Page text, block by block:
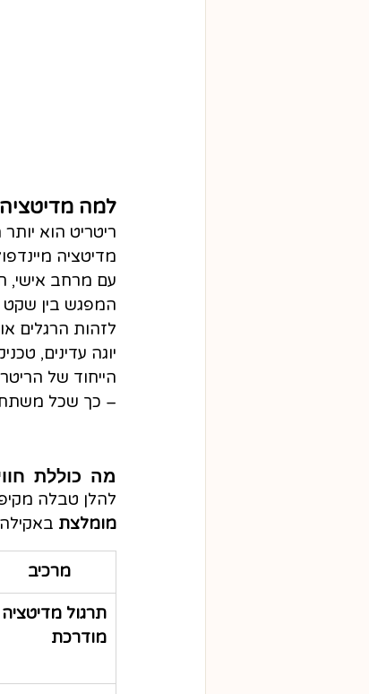
למה
ריטריט הוא
מדיטציה
עם מרחב אישי,
המפגש בין שקט
לזהות הרגלים
יוגה עדינים,
הייחוד של
– כך שכל
מה כוללת
להלן טבלה
מומלצת באקילה
מרכיב
תרגול מדיטציה
מודרכת